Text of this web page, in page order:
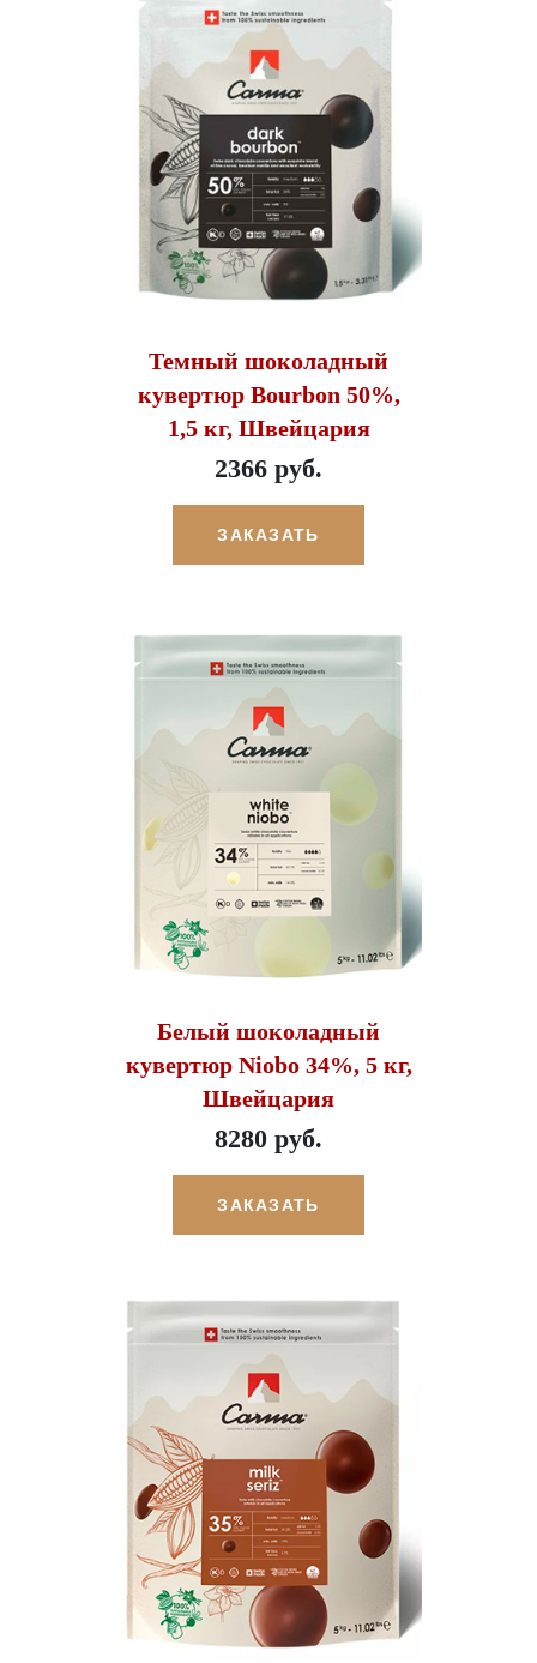
Темный шоколадный
кувертюр Bourbon 50%,
1,5 кг, Швейцария
2366 руб.
ЗАКАЗАТЬ
Белый шоколадный
кувертюр Niobo 34%, 5 кг,
Швейцария
8280 руб.
ЗАКАЗАТЬ